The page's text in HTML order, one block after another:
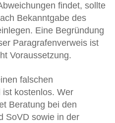
findet, sollte
Bekanntgabe des
Eine Begründung
Paragrafenverweis ist
Voraussetzung.
falschen
kostenlos. Wer
Beratung bei den
SoVD sowie in der